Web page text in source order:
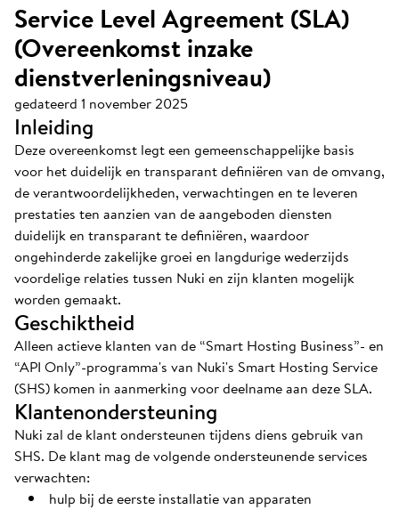
Service Level Agreement (SLA)
(Overeenkomst inzake
dienstverleningsniveau)
gedateerd 1 november 2025
Inleiding
Deze overeenkomst legt een gemeenschappelijke basis
voor het duidelijk en transparant definiëren van de omvang,
de verantwoordelijkheden, verwachtingen en te leveren
prestaties ten aanzien van de aangeboden diensten
duidelijk en transparant te definiëren, waardoor
ongehinderde zakelijke groei en langdurige wederzijds
voordelige relaties tussen Nuki en zijn klanten mogelijk
worden gemaakt.
Geschiktheid
Alleen actieve klanten van de “Smart Hosting Business”- en
“API Only”-programma's van Nuki's Smart Hosting Service
(SHS) komen in aanmerking voor deelname aan deze SLA.
Klantenondersteuning
Nuki zal de klant ondersteunen tijdens diens gebruik van
SHS. De klant mag de volgende ondersteunende services
verwachten:
hulp bij de eerste installatie van apparaten